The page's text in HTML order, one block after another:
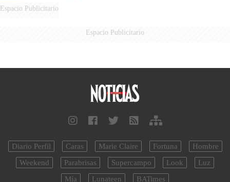
Espacio Publicitario
Espacio Publicitario
Diario Perfil Caras Marie Claire Fortuna
Hombre
Weekend
Parabrisas Supercampo Look
Luz
Mía
Lunateen BATimes